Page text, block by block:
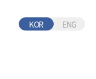
KOR ENG